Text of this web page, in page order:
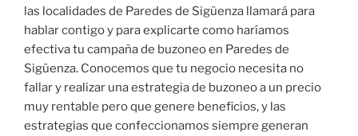
las localidades de Paredes de Sigüenza llamará para
hablar contigo y para explicarte como haríamos
efectiva tu campaña de buzoneo en Paredes de
Sigüenza. Conocemos que tu negocio necesita no
fallar y realizar una estrategia de buzoneo a un precio
muy rentable pero que genere beneficios, y las
estrategias que confeccionamos siempre generan